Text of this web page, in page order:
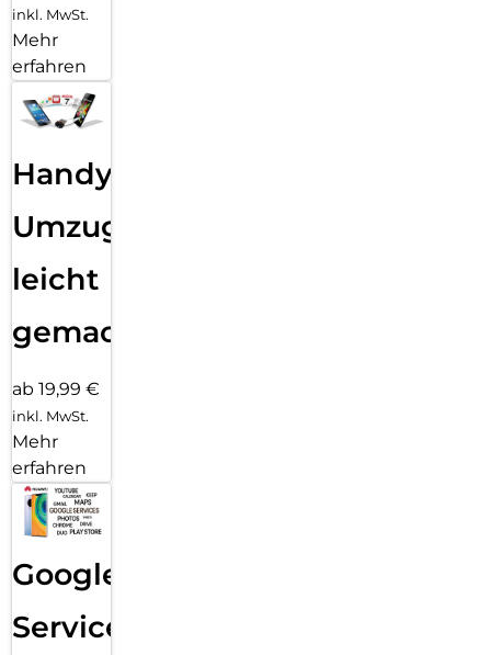
inkl. MwSt.
Mehr
erfahren
Handy
Umzug
leicht
gemacht!
ab 19,99 €
inkl. MwSt.
Mehr
erfahren
Google
Services